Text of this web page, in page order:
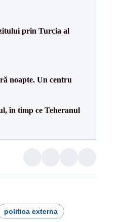
prin Turcia al
noapte. Un centru
în timp ce Teheranul
politica externa